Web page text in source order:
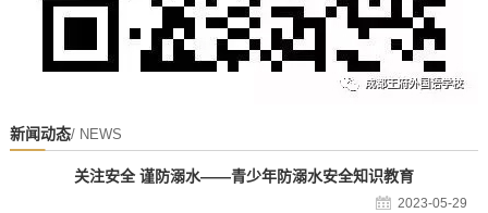
新闻动态/ NEWS
关注安全 谨防溺水——青少年防溺水安全知识教育
2023-05-29